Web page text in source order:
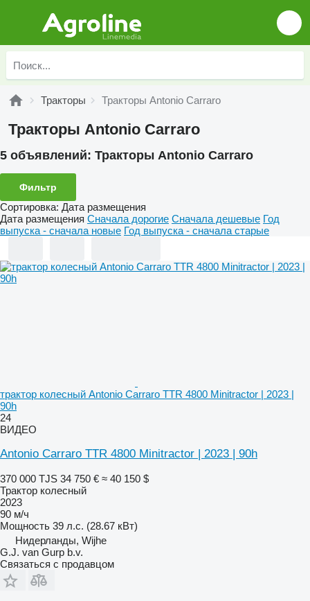
Тракторы Тракторы Antonio Carraro
Тракторы Antonio Carraro
5 объявлений: Тракторы Antonio Carraro
Фильтр
Сортировка: Дата размещения
Дата размещения Сначала дорогие Сначала дешевые Год
выпуска - сначала новые Год выпуска - сначала старые
трактор колесный Antonio Carraro TTR 4800 Minitractor | 2023 |
90h
24
ВИДЕО
Antonio Carraro TTR 4800 Minitractor | 2023 | 90h
370 000 TJS 34 750 € ≈ 40 150 $
Трактор колесный
2023
90 м/ч
Мощность 39 л.с. (28.67 кВт)
Нидерланды, Wijhe
G.J. van Gurp b.v.
Связаться с продавцом